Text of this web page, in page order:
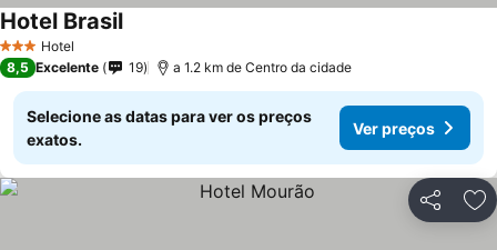
3 EstrelasHotel
Hotel Brasil
8,5 Excelente 19 a 1.2 km de Centro da cidade
Selecione as datas para ver os preços
exatos.
Ver preços
Partilhar